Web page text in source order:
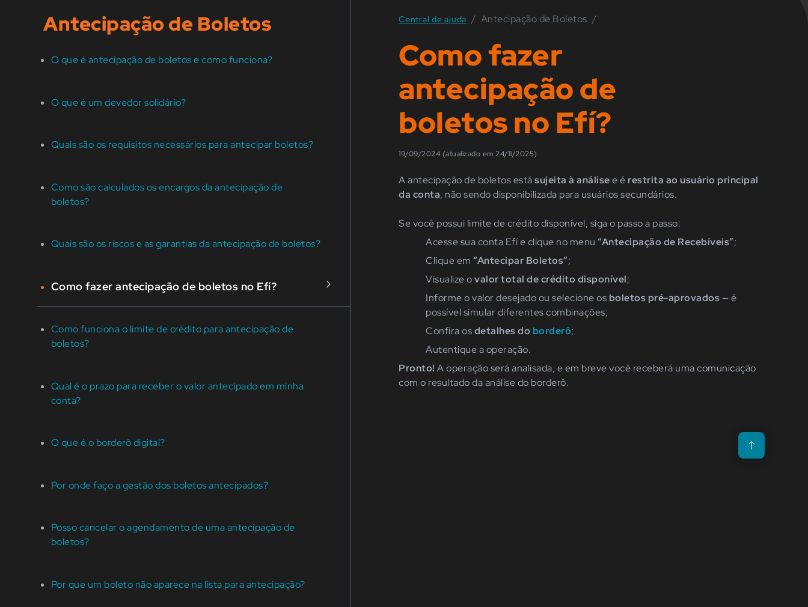
Antecipação de Boletos
O que é antecipação de boletos e como funciona?
O que é um devedor solidário?
Quais são os requisitos necessários para antecipar boletos?
Como são calculados os encargos da antecipação de
boletos?
Quais são os riscos e as garantias da antecipação de boletos?
Como fazer antecipação de boletos no Efí?
Como funciona o limite de crédito para antecipação de
boletos?
Qual é o prazo para receber o valor antecipado em minha
conta?
O que é o borderô digital?
Por onde faço a gestão dos boletos antecipados?
Posso cancelar o agendamento de uma antecipação de
boletos?
Por que um boleto não aparece na lista para antecipação?
Central de ajuda / Antecipação de Boletos /
Como fazer
antecipação de
boletos no Efí?
19/09/2024 (atualizado em 24/11/2025)
A antecipação de boletos estásujeita à análisee é restrita ao usuário principal
da conta, não sendo disponibilizada para usuários secundários.
Se você possui limite de crédito disponível, siga o passo a passo:
Acesse sua conta Efí eclique no menu “Antecipação de Recebíveis”;
Clique em “Antecipar Boletos”;
Visualize ovalor total de crédito disponível;
Informe o valor desejado ou selecione os boletos pré-aprovados— é
possível simular diferentes combinações;
Confira osdetalhes do borderô;
Autentique a operação.
Pronto! A operação será analisada, e em breve você receberá uma comunicação
com o resultado da análise do borderô.
Voltar para o topo da